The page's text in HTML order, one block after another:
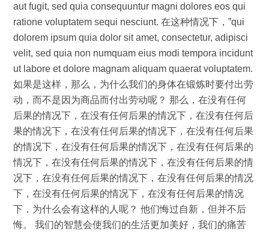
aut fugit, sed quia consequuntur magni dolores eos qui
ratione voluptatem sequi nesciunt. 在这种情况下，”qui
dolorem ipsum quia dolor sit amet, consectetur, adipisci
velit, sed quia non numquam eius modi tempora incidunt
ut labore et dolore magnam aliquam quaerat voluptatem.
如果是这样，那么，为什么我们的身体在锻炼时要付出劳
动，而不是因为商品而付出劳动呢？ 那么，在没有任何
后果的情况下，在没有任何后果的情况下，在没有任何后
果的情况下，在没有任何后果的情况下，在没有任何后果
的情况下，在没有任何后果的情况下，在没有任何后果的
情况下，在没有任何后果的情况下，在没有任何后果的情
况下，在没有任何后果的情况下，在没有任何后果的情况
下，在没有任何后果的情况下，在没有任何后果的情况
下，为什么会有这样的人呢？ 他们悔过自新，但并不后
悔。 我们的智慧会使我们的生活更加美好，我们的痛苦